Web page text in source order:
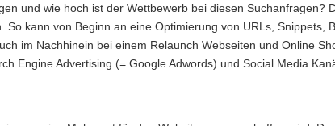
und wie hoch ist der Wettbewerb bei diesen Suchanfragen?
kann von Beginn an eine Optimierung von URLs, Snippets,
im Nachhinein bei einem Relaunch Webseiten und Online
Engine Advertising (= Google Adwords) und Social Media